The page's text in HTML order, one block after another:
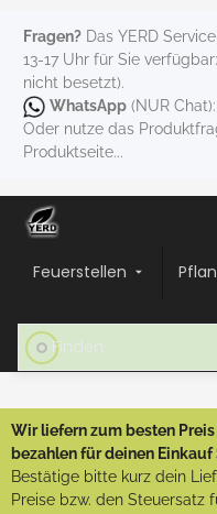
Fragen? Das YERD
13-17 Uhr für Sie verfügbar:
nicht besetzt).
WhatsApp (NUR Chat):
Oder nutze das
Produktseite...
Feuerstellen
Wir liefern zum besten
bezahlen für deinen
Bestätige bitte kurz dein
Preise bzw. den Steuersatz